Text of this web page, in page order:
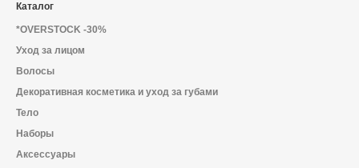
Каталог
*OVERSTOCK -30%
Уход за лицом
Волосы
Декоративная косметика и уход за губами
Тело
Наборы
Аксессуары